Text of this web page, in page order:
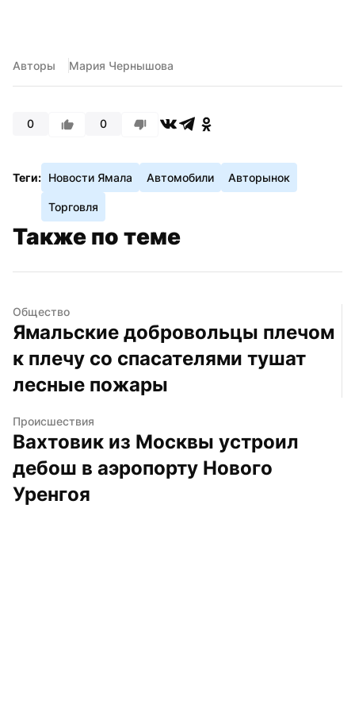
Авторы Мария Чернышова
0 0
Теги: Новости Ямала Автомобили Авторынок
Торговля
Также по теме
Общество
Ямальские добровольцы плечом
к плечу со спасателями тушат
лесные пожары
Происшествия
Вахтовик из Москвы устроил
дебош в аэропорту Нового
Уренгоя